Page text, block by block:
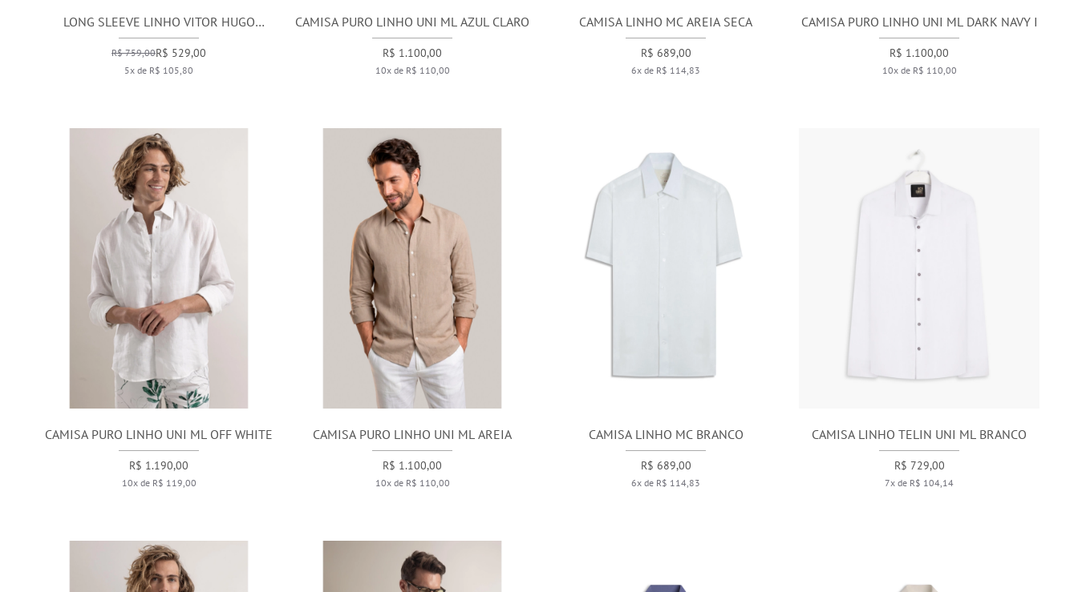
LONG SLEEVE LINHO VITOR HUGO
STRIPED SHIRT VERDE MILITAR
R$ 759,00R$ 529,00
5x de R$ 105,80
CAMISA PURO LINHO UNI ML AZUL CLARO
R$ 1.100,00
10x de R$ 110,00
CAMISA LINHO MC AREIA SECA
R$ 689,00
6x de R$ 114,83
CAMISA PURO LINHO UNI ML DARK NAVY I
R$ 1.100,00
10x de R$ 110,00
CAMISA PURO LINHO UNI ML OFF WHITE
R$ 1.190,00
10x de R$ 119,00
CAMISA PURO LINHO UNI ML AREIA
R$ 1.100,00
10x de R$ 110,00
CAMISA LINHO MC BRANCO
R$ 689,00
6x de R$ 114,83
CAMISA LINHO TELIN UNI ML BRANCO
R$ 729,00
7x de R$ 104,14